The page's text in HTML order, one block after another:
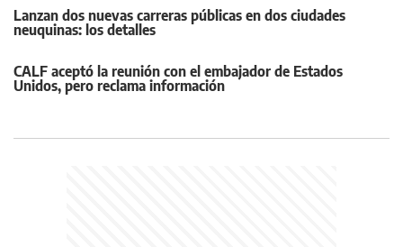
Lanzan dos nuevas carreras públicas en dos ciudades
neuquinas: los detalles
CALF aceptó la reunión con el embajador de Estados
Unidos, pero reclama información